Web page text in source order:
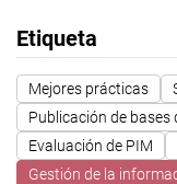
Etiqueta
Mejores prácticas
Publicación de bases
Evaluación de PIM
Gestión de la